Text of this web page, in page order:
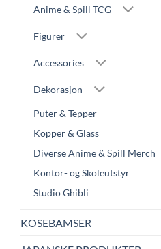
Anime & Spill TCG
Figurer
Accessories
Dekorasjon
Puter & Tepper
Kopper & Glass
Diverse Anime & Spill Merch
Kontor- og Skoleutstyr
Studio Ghibli
KOSEBAMSER